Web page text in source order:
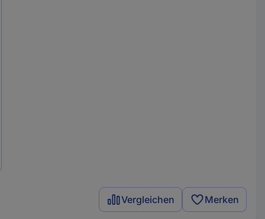
Vergleichen Merken